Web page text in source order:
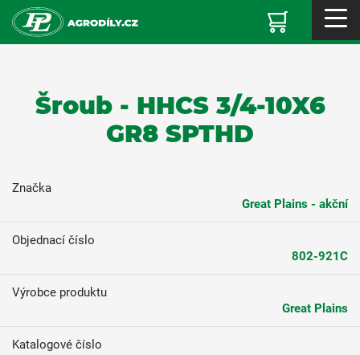
Šroub - HHCS 3/4-10X6
GR8 SPTHD
Značka
Great Plains - akční
Objednací číslo
802-921C
Výrobce produktu
Great Plains
Katalogové číslo